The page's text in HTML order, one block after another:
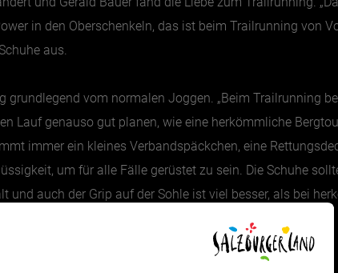
in den Oberschenkeln, das ist beim Trailrunning von
aus.
grundlegend vom normalen Joggen. „Beim Trailrunning
Lauf genauso gut planen, wie eine herkömmliche
immer ein kleines Verbandspäckchen, eine
um für alle Fälle gerüstet zu sein. Die Schuhe
und auch der Grip auf der Sohle ist viel besser, als bei